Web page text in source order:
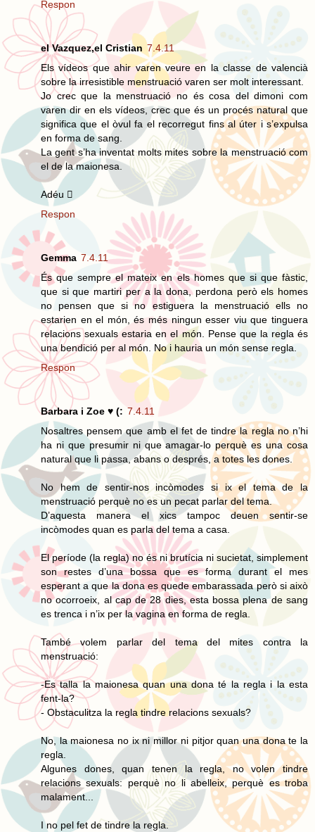
Respon
el Vazquez,el Cristian 7.4.11
Els vídeos que ahir varen veure en la classe de valencià
sobre la irresistible menstruació varen ser molt interessant.
Jo crec que la menstruació no és cosa del dimoni com
varen dir en els vídeos, crec que és un procés natural que
significa que el òvul fa el recorregut fins al úter i s’expulsa
en forma de sang.
La gent s’ha inventat molts mites sobre la menstruació com
el de la maionesa.
Adéu 
Respon
Gemma 7.4.11
És que sempre el mateix en els homes que si que fàstic,
que si que martiri per a la dona, perdona però els homes
no pensen que si no estiguera la menstruació ells no
estarien en el món, és més ningun esser viu que tinguera
relacions sexuals estaria en el món. Pense que la regla és
una bendició per al món. No i hauria un món sense regla.
Respon
Barbara i Zoe ♥ (: 7.4.11
Nosaltres pensem que amb el fet de tindre la regla no n’hi
ha ni que presumir ni que amagar-lo perquè es una cosa
natural que li passa, abans o després, a totes les dones.
No hem de sentir-nos incòmodes si ix el tema de la
menstruació perquè no es un pecat parlar del tema.
D’aquesta manera el xics tampoc deuen sentir-se
incòmodes quan es parla del tema a casa.
El període (la regla) no és ni brutícia ni sucietat, simplement
son restes d’una bossa que es forma durant el mes
esperant a que la dona es quede embarassada però si això
no ocorroeix, al cap de 28 dies, esta bossa plena de sang
es trenca i n’ix per la vagina en forma de regla.
També volem parlar del tema del mites contra la
menstruació:
-Es talla la maionesa quan una dona té la regla i la esta
fent-la?
- Obstaculitza la regla tindre relacions sexuals?
No, la maionesa no ix ni millor ni pitjor quan una dona te la
regla.
Algunes dones, quan tenen la regla, no volen tindre
relacions sexuals: perquè no li abelleix, perquè es troba
malament...
I no pel fet de tindre la regla.